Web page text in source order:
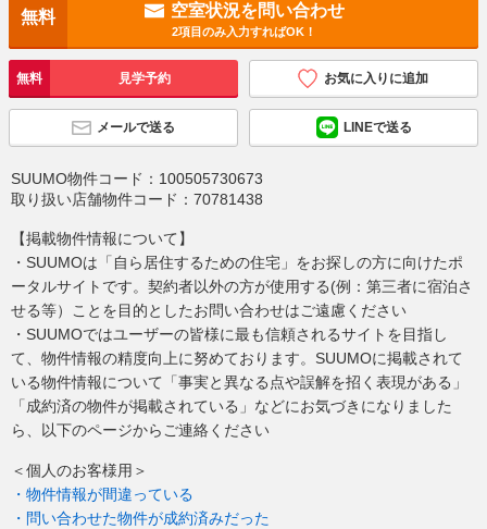
無料 空室状況を問い合わせ
2項目のみ入力すればOK！
無料 見学予約 お気に入りに追加
メールで送る LINEで送る
SUUMO物件コード： 100505730673
取り扱い店舗物件コード： 70781438
【掲載物件情報について】
・SUUMOは「自ら居住するための住宅」をお探しの方に向けたポ
ータルサイトです。契約者以外の方が使用する(例：第三者に宿泊さ
せる等）ことを目的としたお問い合わせはご遠慮ください
・SUUMOではユーザーの皆様に最も信頼されるサイトを目指し
て、物件情報の精度向上に努めております。SUUMOに掲載されて
いる物件情報について「事実と異なる点や誤解を招く表現がある」
「成約済の物件が掲載されている」などにお気づきになりました
ら、以下のページからご連絡ください
＜個人のお客様用＞
・物件情報が間違っている
・問い合わせた物件が成約済みだった